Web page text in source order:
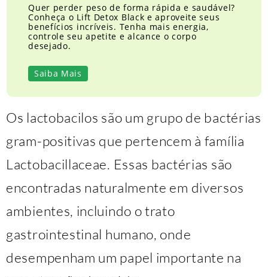
Quer perder peso de forma rápida e saudável?
Conheça o Lift Detox Black e aproveite seus
benefícios incríveis. Tenha mais energia,
controle seu apetite e alcance o corpo
desejado.
Saiba Mais
Os lactobacilos são um grupo de bactérias
gram-positivas que pertencem à família
Lactobacillaceae. Essas bactérias são
encontradas naturalmente em diversos
ambientes, incluindo o trato
gastrointestinal humano, onde
desempenham um papel importante na